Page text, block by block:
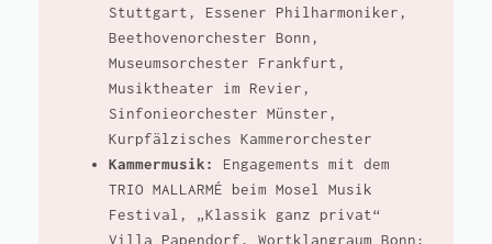
Stuttgart, Essener Philharmoniker,
Beethovenorchester Bonn,
Museumsorchester Frankfurt,
Musiktheater im Revier,
Sinfonieorchester Münster,
Kurpfälzisches Kammerorchester
Kammermusik: Engagements mit dem
TRIO MALLARMÉ beim Mosel Musik
Festival, „Klassik ganz privat“
Villa Papendorf, Wortklangraum Bonn;